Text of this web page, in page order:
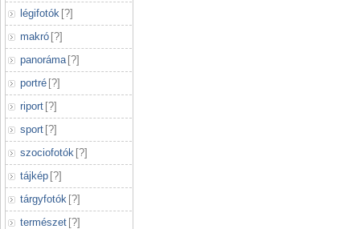
légifotók [?]
makró [?]
panoráma [?]
portré [?]
riport [?]
sport [?]
szociofotók [?]
tájkép [?]
tárgyfotók [?]
természet [?]